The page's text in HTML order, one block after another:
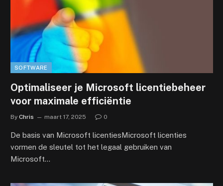
SOFTWARE
Optimaliseer je Microsoft licentiebeheer
voor maximale efficiëntie
By Chris maart 17, 2025 0
De basis van Microsoft licentiesMicrosoft licenties
vormen de sleutel tot het legaal gebruiken van
Microsoft…